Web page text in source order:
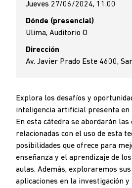
Jueves 27/06/2024, 11.00
Dónde (presencial)
Ulima, Auditorio O
Dirección
Av. Javier Prado Este 4600,
Explora los desafíos y
inteligencia artificial presenta en
En esta cátedra se abordarán las
relacionadas con el uso de esta
posibilidades que ofrece para
enseñanza y el aprendizaje de
aulas. Además, exploraremos
aplicaciones en la investigación